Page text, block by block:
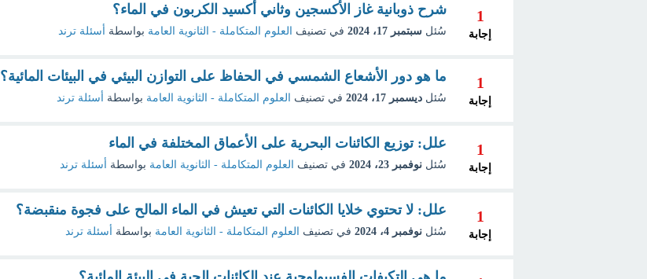
1
إجابة
شرح ذوبانية غاز الأكسجين وثاني أكسيد الكربون في الماء؟
سُئل سبتمبر 17، 2024 في تصنيف العلوم المتكاملة - الثانوية العامة بواسطة أسئلة ترند
1
إجابة
ما هو دور الأشعاع الشمسي في الحفاظ على التوازن البيئي في البيئات المائية؟
سُئل ديسمبر 17، 2024 في تصنيف العلوم المتكاملة - الثانوية العامة بواسطة أسئلة ترند
1
إجابة
علل: توزيع الكائنات البحرية على الأعماق المختلفة في الماء
سُئل نوفمبر 23، 2024 في تصنيف العلوم المتكاملة - الثانوية العامة بواسطة أسئلة ترند
1
إجابة
علل: لا تحتوي خلايا الكائنات التي تعيش في الماء المالح على فجوة منقبضة؟
سُئل نوفمبر 4، 2024 في تصنيف العلوم المتكاملة - الثانوية العامة بواسطة أسئلة ترند